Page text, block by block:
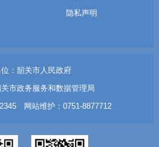
隐私声明
：韶关市人民政府
市政务服务和数据管理局
网站维护：0751-8877712